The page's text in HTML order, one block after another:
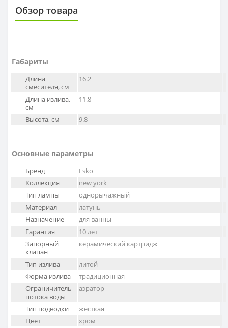
Обзор товара
Габариты
Длина
смесителя, см
16.2
Длина излива,
см
11.8
Высота, см 9.8
Основные параметры
Бренд
Esko
Коллекция
new york
Тип лампы
однорычажный
Материал
латунь
Назначение
для ванны
Гарантия
10 лет
Запорный
клапан
керамический картридж
Тип излива
литой
Форма излива
традиционная
Ограничитель
потока воды
аэратор
Тип подводки
жесткая
Цвет
хром